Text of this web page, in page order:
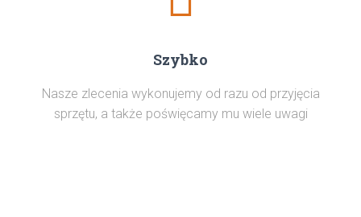
Szybko
Nasze zlecenia wykonujemy od razu od przyjęcia
sprzętu, a także poświęcamy mu wiele uwagi